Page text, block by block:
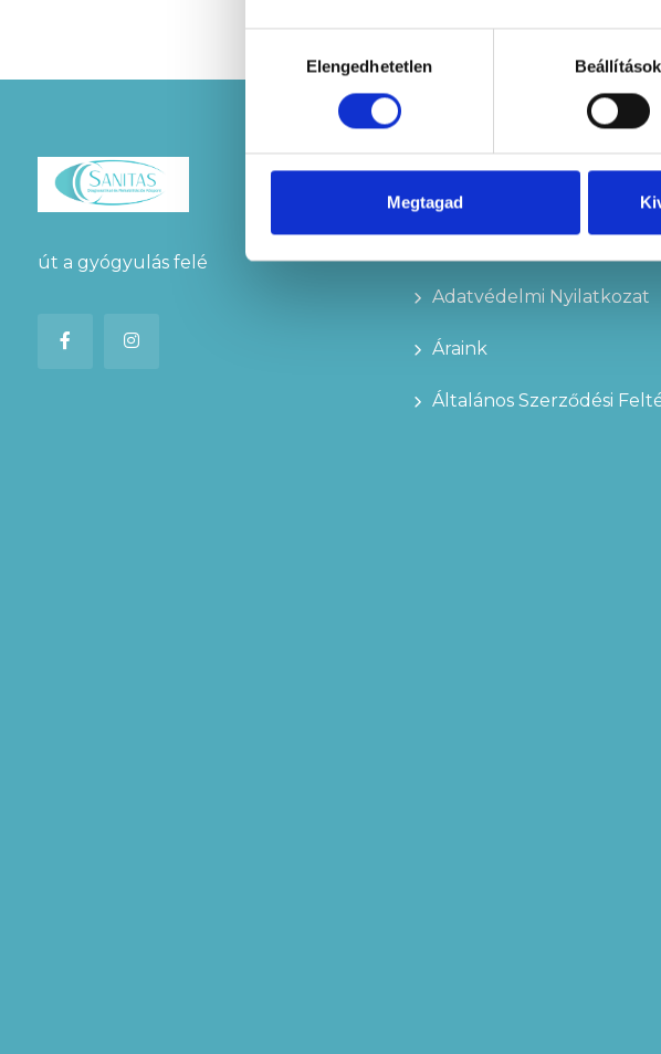
kiválasztásaElengedhetetlen Beállítások
Megtagad
út a gyógyulás felé
Linkek
Adatvédelmi Nyilatkozat
Áraink
Általános Szerződési